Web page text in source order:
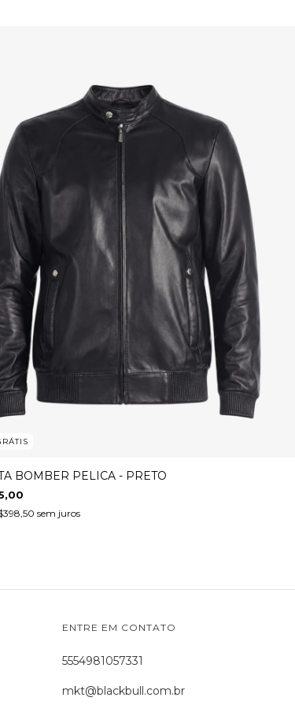
BOMBER PELICA - PRETO
sem juros
ENTRE EM CONTATO
5554981057331
mkt@blackbull.com.br